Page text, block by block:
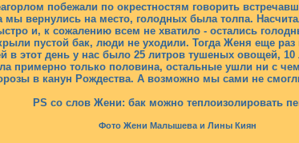
побежали по окрестностям говорить
мы вернулись на место, голодных была толпа.
и, к сожалению всем не хватило - остались
пустой бак, люди не уходили. Тогда Женя еще
в этот день у нас было 25 литров тушеных овощей, 10
примерно только половина, остальные ушли ни с
в канун Рождества. А возможно мы сами не
PS со слов Жени: бак можно теплоизолировать
Фото Жени Малышева и Лины Киян